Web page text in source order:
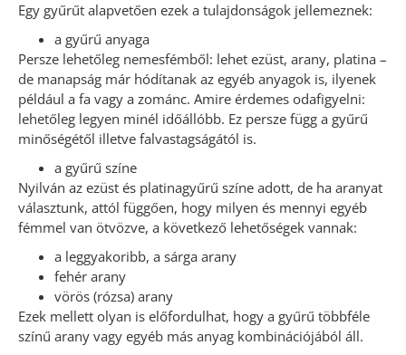
Egy gyűrűt alapvetően ezek a tulajdonságok jellemeznek:
a gyűrű anyaga
Persze lehetőleg nemesfémből: lehet ezüst, arany, platina –
de manapság már hódítanak az egyéb anyagok is, ilyenek
például a fa vagy a zománc. Amire érdemes odafigyelni:
lehetőleg legyen minél időállóbb. Ez persze függ a gyűrű
minőségétől illetve falvastagságától is.
a gyűrű színe
Nyilván az ezüst és platinagyűrű színe adott, de ha aranyat
választunk, attól függően, hogy milyen és mennyi egyéb
fémmel van ötvözve, a következő lehetőségek vannak:
a leggyakoribb, a sárga arany
fehér arany
vörös (rózsa) arany
Ezek mellett olyan is előfordulhat, hogy a gyűrű többféle
színű arany vagy egyéb más anyag kombinációjából áll.